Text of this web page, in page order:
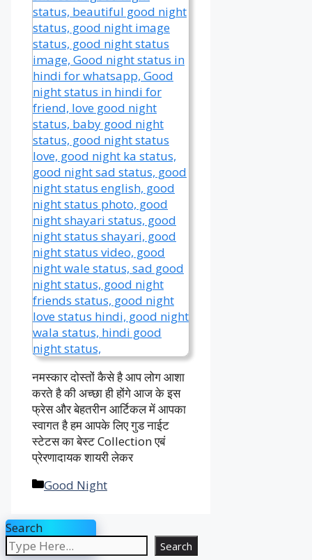
नमस्कार दोस्तों कैसे है आप लोग आशा
करते है की अच्छा ही होंगे आज के इस
फ्रेस और बेहतरीन आर्टिकल में आपका
स्वागत है हम आपके लिए गुड नाईट
स्टेटस का बेस्ट Collection एबं
प्रेरणादायक शायरी लेकर
Categories
Good Night
Search
Search